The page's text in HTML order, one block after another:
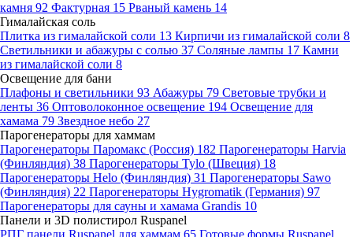
камня 92 Фактурная 15 Рваный камень 14
Гималайская соль
Плитка из гималайской соли 13 Кирпичи из гималайской соли 8
Светильники и абажуры с солью 37 Соляные лампы 17 Камни
из гималайской соли 8
Освещение для бани
Плафоны и светильники 93 Абажуры 79 Световые трубки и
ленты 36 Оптоволоконное освещение 194 Освещение для
хамама 79 Звездное небо 27
Парогенераторы для хаммам
Парогенераторы Паромакс (Россия) 182 Парогенераторы Harvia
(Финляндия) 38 Парогенераторы Tylo (Швеция) 18
Парогенераторы Helo (Финляндия) 31 Парогенераторы Sawo
(Финляндия) 22 Парогенераторы Hygromatik (Германия) 97
Парогенераторы для сауны и хамама Grandis 10
Панели и 3D полистирол Ruspanel
РПГ панели Ruspanel для хаммам 65 Готовые формы Ruspanel